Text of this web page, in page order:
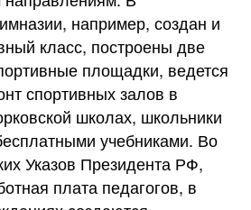
например, создан и
класс, построены две
площадки, ведется
спортивных залов в
школах, школьники
учебниками. Во
Указов Президента РФ,
плата педагогов, в